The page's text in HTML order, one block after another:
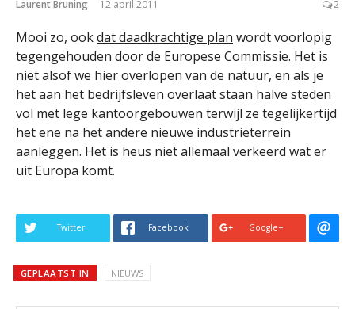
Laurent Bruning 12 april 2011 2
Mooi zo, ookdat daadkrachtige plan wordt voorlopig
tegengehouden door de Europese Commissie. Het is
niet alsof we hier overlopen van de natuur, en als je
het aan het bedrijfsleven overlaat staan halve steden
vol met lege kantoorgebouwen terwijl ze tegelijkertijd
het ene na het andere nieuwe industrieterrein
aanleggen. Het is heus niet allemaal verkeerd wat er
uit Europa komt.
Twitter Facebook Google+
GEPLAATST IN NIEUWS